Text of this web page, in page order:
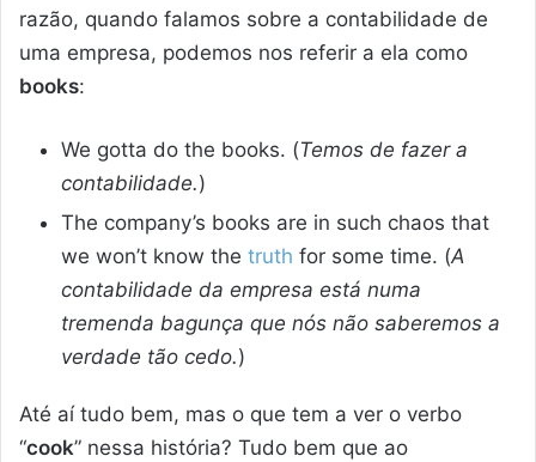
razão, quando falamos sobre a contabilidade de
uma empresa, podemos nos referir a ela como
books:
We gotta do the books. (Temos de fazer a
contabilidade.)
The company’s books are in such chaos that
we won’t know the truth for some time. (A
contabilidade da empresa está numa
tremenda bagunça que nós não saberemos a
verdade tão cedo.)
Até aí tudo bem, mas o que tem a ver o verbo
“cook” nessa história? Tudo bem que ao